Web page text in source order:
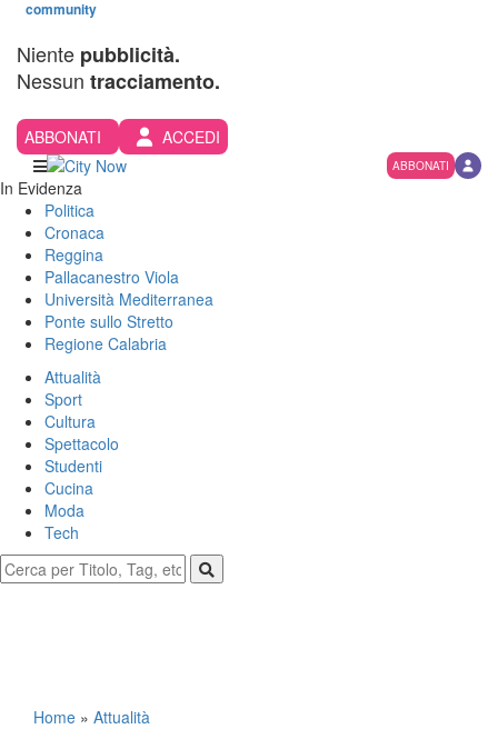
Niente pubblicità.
Nessun tracciamento.
ABBONATI ACCEDI
ABBONATI
In Evidenza
Politica
Cronaca
Reggina
Pallacanestro Viola
Università Mediterranea
Ponte sullo Stretto
Regione Calabria
Attualità
Sport
Cultura
Spettacolo
Studenti
Cucina
Moda
Tech
Home » Attualità